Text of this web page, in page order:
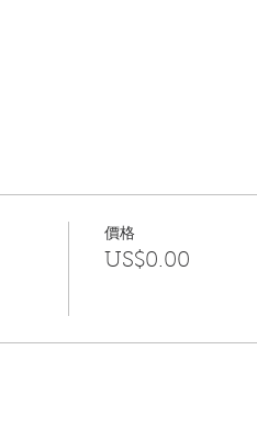
價格
US$0.00